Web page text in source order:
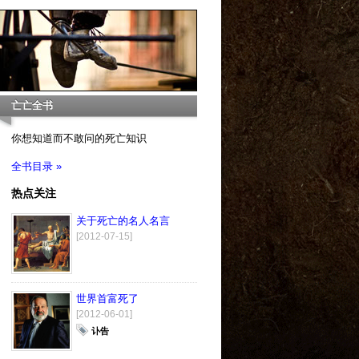
亡亡全书
你想知道而不敢问的死亡知识
全书目录 »
热点关注
关于死亡的名人名言
[2012-07-15]
世界首富死了
[2012-06-01]
讣告